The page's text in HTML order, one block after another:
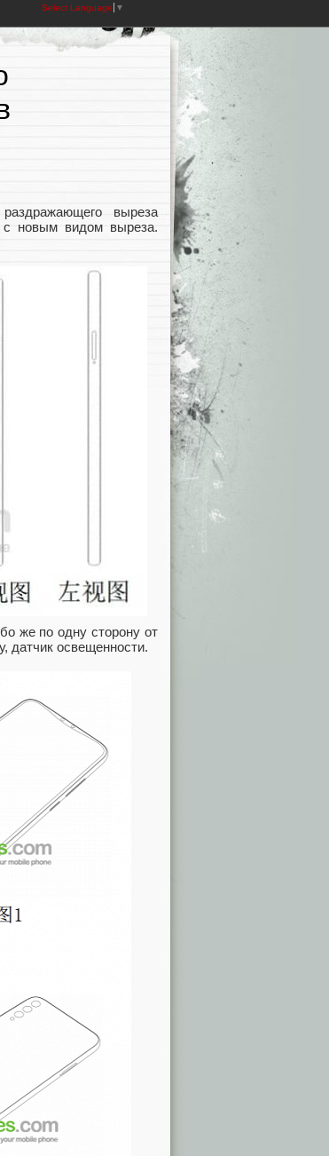
Select Language ▼
выреза
с новым видом выреза.
же по одну сторону от
датчик освещенности.